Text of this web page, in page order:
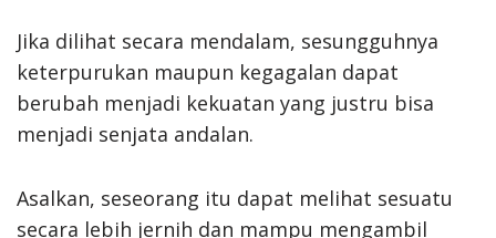
Jika dilihat secara mendalam, sesungguhnya
keterpurukan maupun kegagalan dapat
berubah menjadi kekuatan yang justru bisa
menjadi senjata andalan.
Asalkan, seseorang itu dapat melihat sesuatu
secara lebih jernih dan mampu mengambil